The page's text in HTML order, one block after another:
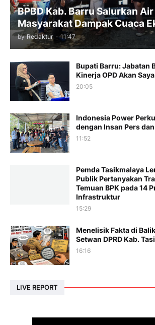
BPBD Kab. Barru Salurkan
Masyarakat Dampak Cuaca
by Redaktur - 11:47
Bupati Barru: Jabatan
Kinerja OPD Akan
20:05
Indonesia Power
dengan Insan Pers dan
11:52
Pemda Tasikmalaya
Publik Pertanyakan
Temuan BPK pada 14
Infrastruktur
15:29
Menelisik Fakta di
Setwan DPRD Kab.
16:16
LIVE REPORT